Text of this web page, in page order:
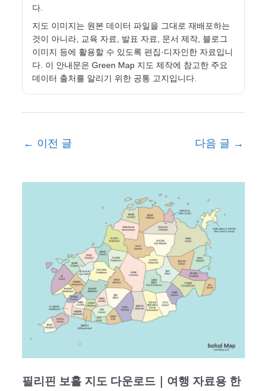
다.
지도 이미지는 원본 데이터 파일을 그대로 재배포하는
것이 아니라, 교육 자료, 발표 자료, 문서 제작, 블로그
이미지 등에 활용할 수 있도록 편집·디자인한 자료입니
다. 이 안내문은 Green Map 지도 제작에 참고한 주요
데이터 출처를 알리기 위한 공통 고지입니다.
← 이전 글 다음 글 →
필리핀 보홀 지도 다운로드｜여행 자료용 한